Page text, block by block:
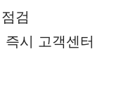
검
시 고객센터